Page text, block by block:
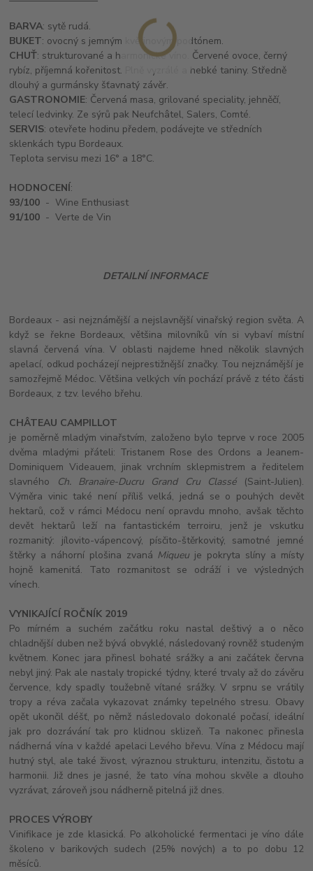
BARVA: sytě rudá.
BUKET: ovocný s jemným květinovým podtónem.
CHUŤ: strukturované a harmonické víno. Červené ovoce, černý
rybíz, příjemná kořenitost. Plně vyzrálé a hebké taniny. Středně
dlouhý a gurmánsky šťavnatý závěr.
GASTRONOMIE: Červená masa, grilované speciality, jehněčí,
telecí ledvinky. Ze sýrů pak Neufchâtel, Salers, Comté.
SERVIS: otevřete hodinu předem, podávejte ve středních
sklenkách typu Bordeaux.
Teplota servisu mezi 16° a 18°C.
HODNOCENÍ:
93/100 - Wine Enthusiast
91/100 - Verte de Vin
DETAILNÍ INFORMACE
Bordeaux - asi nejznámější a nejslavnější vinařský region světa. A
když se řekne Bordeaux, většina milovníků vín si vybaví místní
slavná červená vína. V oblasti najdeme hned několik slavných
apelací, odkud pocházejí nejprestižnější značky. Tou nejznámější je
samozřejmě Médoc. Většina velkých vín pochází právě z této části
Bordeaux, z tzv. levého břehu.
CHÂTEAU CAMPILLOT
je poměrně mladým vinařstvím, založeno bylo teprve v roce 2005
dvěma mladými přáteli: Tristanem Rose des Ordons a Jeanem-
Dominiquem Videauem, jinak vrchním sklepmistrem a ředitelem
slavného
Ch. Branaire-Ducru Grand Cru Classé(Saint-Julien).
Výměra vinic také není příliš velká, jedná se o pouhých devět
hektarů, což v rámci Médocu není opravdu mnoho, avšak těchto
devět hektarů leží na fantastickém terroiru, jenž je vskutku
rozmanitý: jílovito-vápencový, písčito-štěrkovitý, samotné jemné
štěrky a náhorní plošina zvaná Miqueu je pokryta slíny a místy
hojně kamenitá. Tato rozmanitost se odráží i ve výsledných
vínech.
VYNIKAJÍCÍ ROČNÍK 2019
Po mírném a suchém začátku roku nastal deštivý a o něco
chladnější duben než bývá obvyklé, následovaný rovněž studeným
květnem. Konec jara přinesl bohaté srážky a ani začátek června
nebyl jiný. Pak ale nastaly tropické týdny, které trvaly až do závěru
července, kdy spadly toužebně vítané srážky. V srpnu se vrátily
tropy a réva začala vykazovat známky tepelného stresu. Obavy
opět ukončil déšť, po němž následovalo dokonalé počasí, ideální
jak pro dozrávání tak pro klidnou sklizeň. Ta nakonec přinesla
nádherná vína v každé apelaci Levého břevu. Vína z Médocu mají
hutný styl, ale také živost, výraznou strukturu, intenzitu, čistotu a
harmonii. Již dnes je jasné, že tato vína mohou skvěle a dlouho
vyzrávat, zároveň jsou nádherně pitelná již dnes.
PROCES VÝROBY
Vinifikace je zde klasická. Po alkoholické fermentaci je víno dále
školeno v barikových sudech (25% nových) a to po dobu 12
měsíců.